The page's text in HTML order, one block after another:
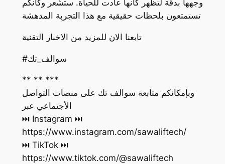
وجهها بدقة لتظهر كأنها عادت للحياة. ستشعر وكأنكم
تستمتعون بلحظات حقيقية مع هذا التجربة المدهشة
تابعنا الان للمزيد من الاخبار التقنية
#سوالف_تك
** ** ***
وبإمكانكم متابعة سوالف تك على منصات التواصل
الأجتماعي عبر
https://www.instagram.com/sawaliftech/
https://www.tiktok.com/@sawaliftech